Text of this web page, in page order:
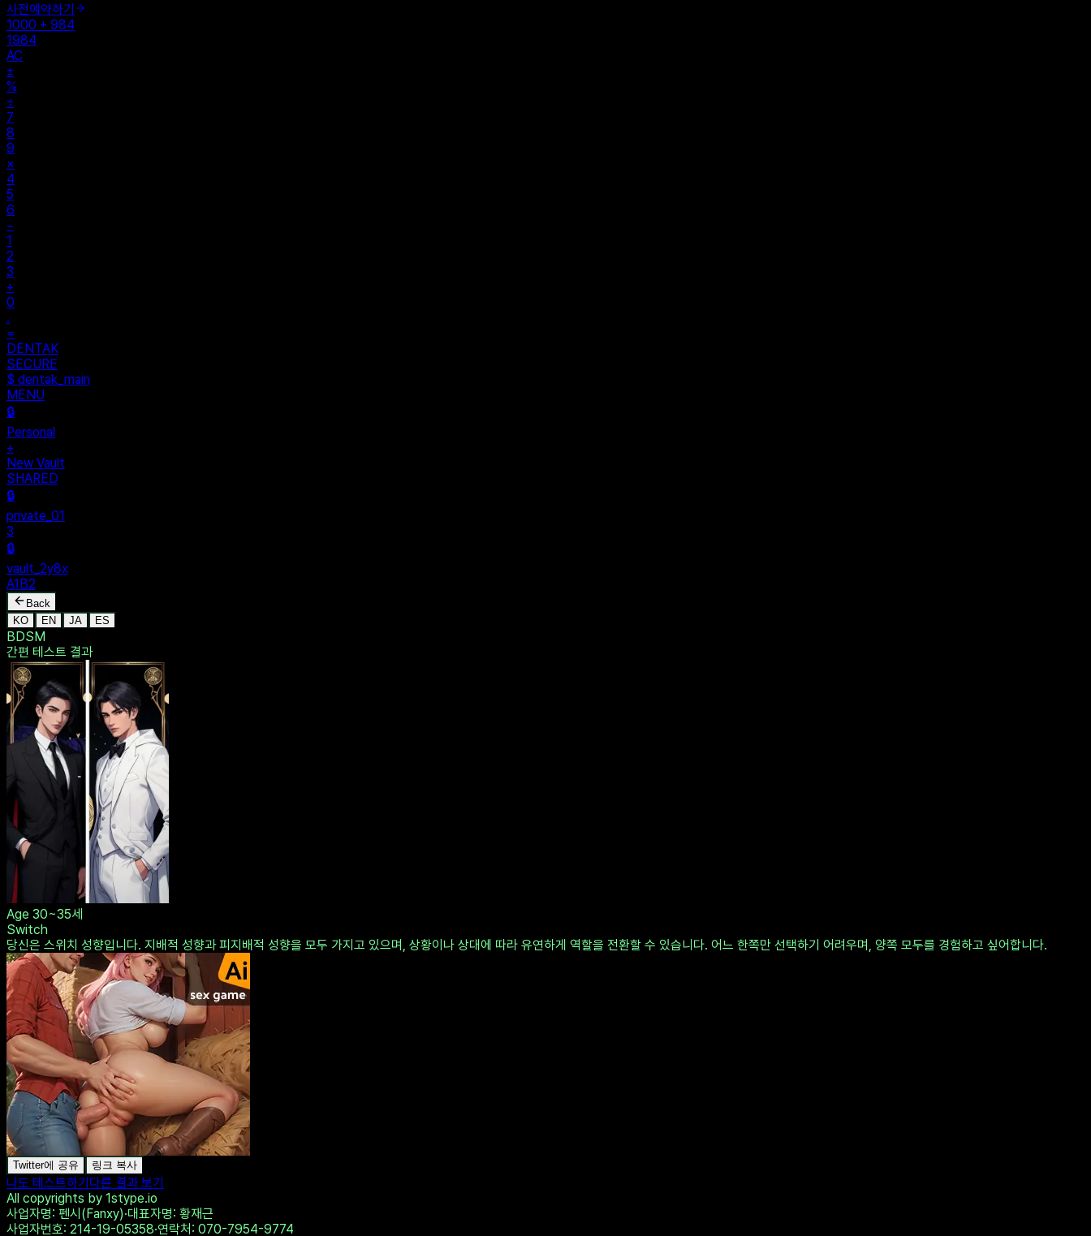
두 사람만의 금고 안에서, 더 안전하게.
원하는 상대와만 연결되는 프라이빗 1:1 소통
사전예약하기
1000 + 984
1984
AC
±
%
÷
7
8
9
×
4
5
6
−
1
2
3
+
0
.
=
$ auth...
$ vault --ok
DENTAK
ACCESS OK
DENTAK
SECURE
$ dentak_main
MENU
🔒
Personal
+
New Vault
SHARED
🔒
private_01
3
🔒
vault_2y8x
A1B2
Back
KO
EN JA ES
BDSM
간편 테스트 결과
Age30~35세
Switch
당신은 스위치 성향입니다. 지배적 성향과 피지배적 성향을 모두 가지고 있으며, 상황이나 상대에 따라 유연하게 역할을 전환할 수 있습니다. 어느 한쪽만 선택하기 어려우며, 양쪽 모두를 경험하고 싶어합니다.